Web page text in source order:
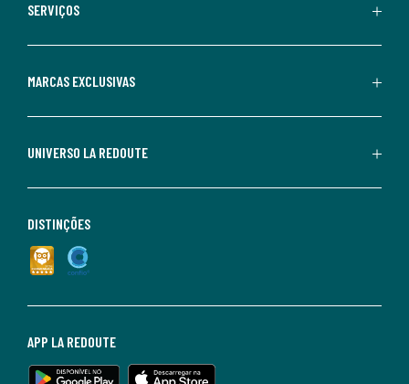
SERVIÇOS
MARCAS EXCLUSIVAS
UNIVERSO LA REDOUTE
APP LA REDOUTE
DISTINÇÕES